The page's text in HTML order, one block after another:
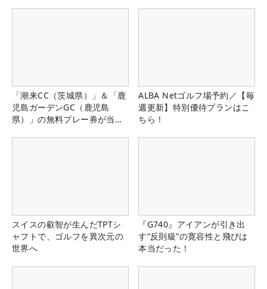
「潮来CC（茨城県）」＆「鹿
児島ガーデンGC（鹿児島
県）」の無料プレー券が当た
ALBA Netゴルフ場予約／【毎
週更新】特別優待プランはこ
ちら！
スイスの叡智が生んだTPTシ
ャフトで、ゴルフを異次元の
世界へ
『G740』アイアンが引き出
す“反則級”の寛容性と飛びは
本当だった！